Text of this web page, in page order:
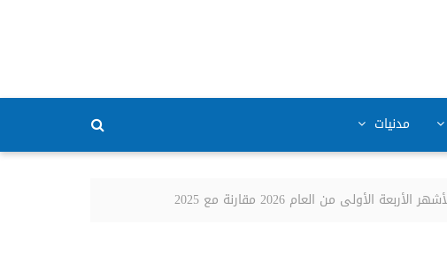
مدنيات
الأولى من العام 2026 مقارنة مع 2025